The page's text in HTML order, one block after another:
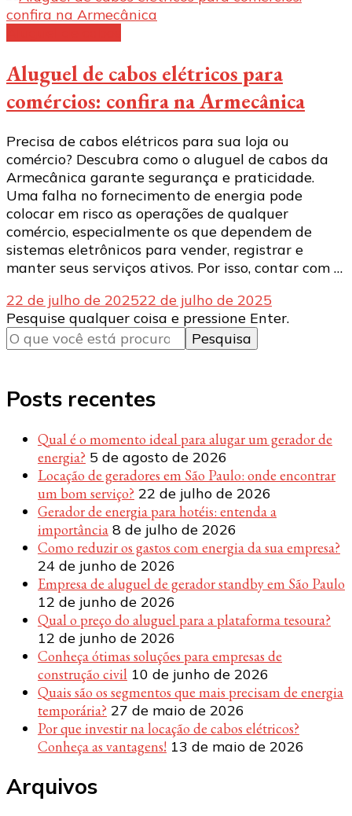
Aluguel de cabos elétricos para
comércios: confira na Armecânica
Precisa de cabos elétricos para sua loja ou
comércio? Descubra como o aluguel de cabos da
Armecânica garante segurança e praticidade.
Uma falha no fornecimento de energia pode
colocar em risco as operações de qualquer
comércio, especialmente os que dependem de
sistemas eletrônicos para vender, registrar e
manter seus serviços ativos. Por isso, contar com …
22 de julho de 202522 de julho de 2025
Procurando
algo?
Pesquise qualquer coisa e pressione Enter.
Posts recentes
Qual é o momento ideal para alugar um gerador de
energia? 5 de agosto de 2026
Locação de geradores em São Paulo: onde encontrar
um bom serviço? 22 de julho de 2026
Gerador de energia para hotéis: entenda a
importância 8 de julho de 2026
Como reduzir os gastos com energia da sua empresa?
24 de junho de 2026
Empresa de aluguel de gerador standby em São Paulo
12 de junho de 2026
Qual o preço do aluguel para a plataforma tesoura?
12 de junho de 2026
Conheça ótimas soluções para empresas de
construção civil 10 de junho de 2026
Quais são os segmentos que mais precisam de energia
temporária? 27 de maio de 2026
Por que investir na locação de cabos elétricos?
Conheça as vantagens! 13 de maio de 2026
Arquivos